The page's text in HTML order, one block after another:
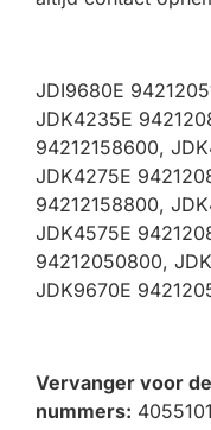
JDI9680E
JDK4235E
94212158600,
JDK4275E
94212158800,
JDK4575E
94212050800,
JDK9670E
Vervanger voor
nummers: